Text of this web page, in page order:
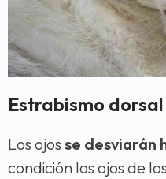
Estrabismo dorsal
Los ojos se desviarán
condición los ojos de